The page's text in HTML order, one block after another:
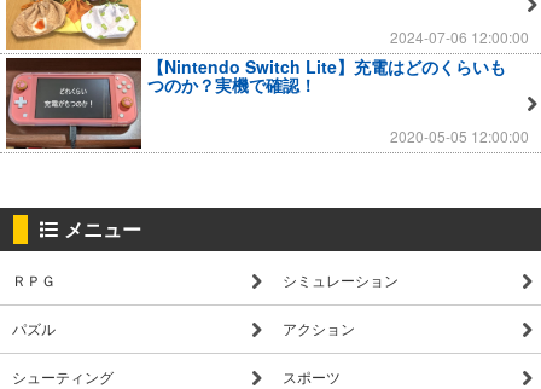
2024-07-06 12:00:00
【Nintendo Switch Lite】充電はどのくらいも
つのか？実機で確認！
2020-05-05 12:00:00
メニュー
ＲＰＧ シミュレーション
パズル アクション
シューティング スポーツ